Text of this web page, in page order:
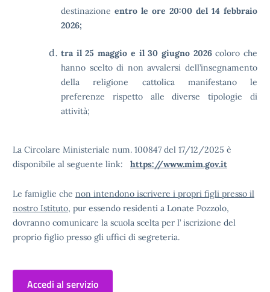
destinazione entro le ore 20:00 del 14 febbraio
2026;
tra il 25 maggio e il 30 giugno 2026coloro che
hanno scelto di non avvalersi dell’insegnamento
della religione cattolica manifestano le
preferenze rispetto alle diverse tipologie di
attività;
La Circolare Ministeriale num. 100847 del 17/12/2025 è
disponibile al seguente link: https://www.mim.gov.it
Le famiglie che non intendono iscrivere i propri figli presso il
nostro Istituto, pur essendo residenti a Lonate Pozzolo,
dovranno comunicare la scuola scelta per l’ iscrizione del
proprio figlio presso gli uffici di segreteria.
Accedi al servizio